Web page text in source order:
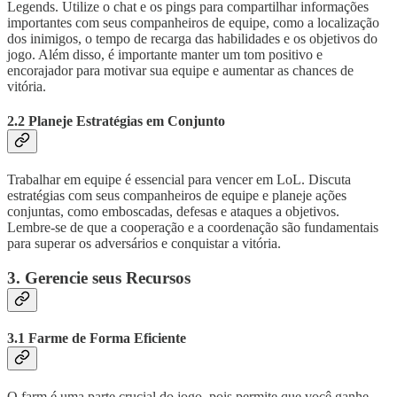
Legends. Utilize o chat e os pings para compartilhar informações
importantes com seus companheiros de equipe, como a localização
dos inimigos, o tempo de recarga das habilidades e os objetivos do
jogo. Além disso, é importante manter um tom positivo e
encorajador para motivar sua equipe e aumentar as chances de
vitória.
2.2 Planeje Estratégias em Conjunto
Trabalhar em equipe é essencial para vencer em LoL. Discuta
estratégias com seus companheiros de equipe e planeje ações
conjuntas, como emboscadas, defesas e ataques a objetivos.
Lembre-se de que a cooperação e a coordenação são fundamentais
para superar os adversários e conquistar a vitória.
3. Gerencie seus Recursos
3.1 Farme de Forma Eficiente